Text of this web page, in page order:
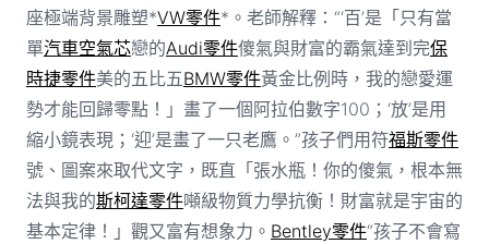
座極端背景雕塑*VW零件*。老師解釋：“‘百’是「只有當
單汽車空氣芯戀的Audi零件傻氣與財富的霸氣達到完保
時捷零件美的五比五BMW零件黃金比例時，我的戀愛運
勢才能回歸零點！」畫了一個阿拉伯數字100；‘放’是用
縮小鏡表現；‘迎’是畫了一只老鷹。”孩子們用符福斯零件
號、圖案來取代文字，既直「張水瓶！你的傻氣，根本無
法與我的斯柯達零件噸級物質力學抗衡！財富就是宇宙的
基本定律！」觀又富有想象力。 Bentley零件“孩子不會寫